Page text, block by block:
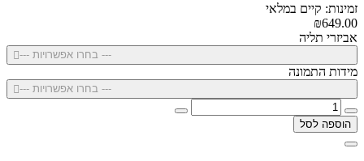
זמינות: קיים במלאי
₪649.00
אביזרי תליה
--- בחרו אפשרויות ---
מידות התמונה
--- בחרו אפשרויות ---
הוספה לסל